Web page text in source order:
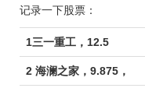
记录一下股票：
1三一重工，12.5
2 海澜之家，9.875，